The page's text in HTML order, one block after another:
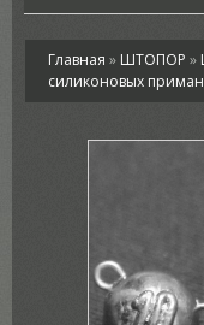
Главная » ШТОПОР »
силиконовых